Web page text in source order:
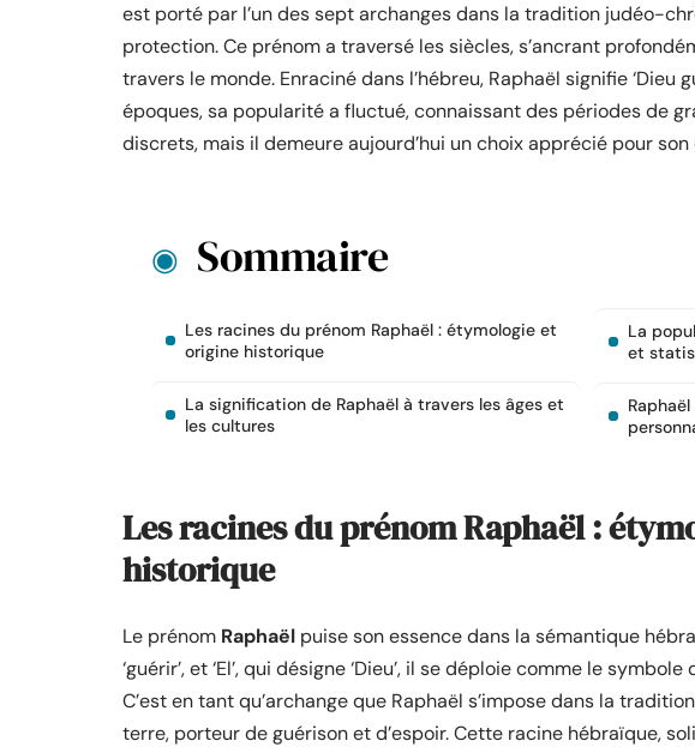
est porté par l’un des sept archanges dans la tradition judéo-
protection. Ce prénom a traversé les siècles, s’ancrant
travers le monde. Enraciné dans l’hébreu, Raphaël signifie ‘Dieu
époques, sa popularité a fluctué, connaissant des périodes de
discrets, mais il demeure aujourd’hui un choix apprécié pour
Sommaire
Les racines du prénom Raphaël : étymologie et
origine historique
La signification de Raphaël à travers les âges et
les cultures
La
et
Les racines du prénom Raphaël :
historique
Le prénom Raphaël puise son essence dans la sémantique
‘guérir’, et ‘El’, qui désigne ‘Dieu’, il se déploie comme le
C’est en tant qu’archange que Raphaël s’impose dans la
terre, porteur de guérison et d’espoir. Cette racine hébraïque,